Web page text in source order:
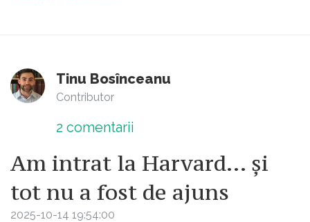
Tinu Bosînceanu
Contributor
2 comentarii
Am intrat la Harvard... și
tot nu a fost de ajuns
2025-10-14 19:54:00